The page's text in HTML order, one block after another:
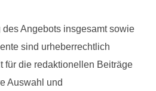
des Angebots insgesamt sowie
sind urheberrechtlich
für die redaktionellen Beiträge
Auswahl und